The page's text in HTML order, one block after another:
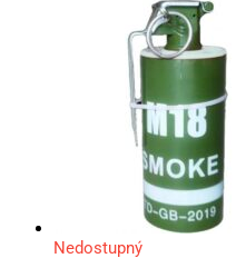
Nedostupný